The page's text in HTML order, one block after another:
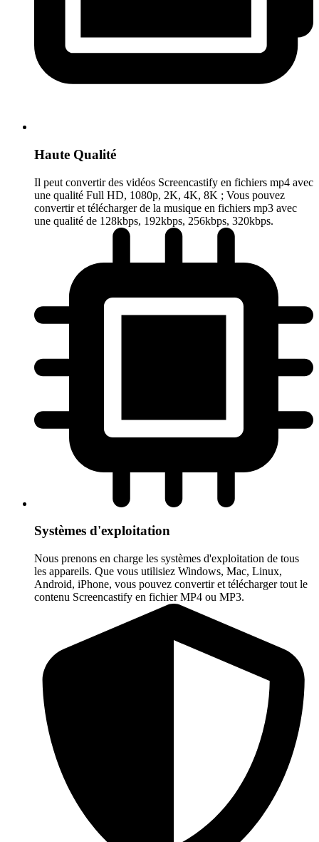
Haute Qualité
Il peut convertir des vidéos Screencastify en fichiers mp4 avec
une qualité Full HD, 1080p, 2K, 4K, 8K ; Vous pouvez
convertir et télécharger de la musique en fichiers mp3 avec
une qualité de 128kbps, 192kbps, 256kbps, 320kbps.
Systèmes d'exploitation
Nous prenons en charge les systèmes d'exploitation de tous
les appareils. Que vous utilisiez Windows, Mac, Linux,
Android, iPhone, vous pouvez convertir et télécharger tout le
contenu Screencastify en fichier MP4 ou MP3.